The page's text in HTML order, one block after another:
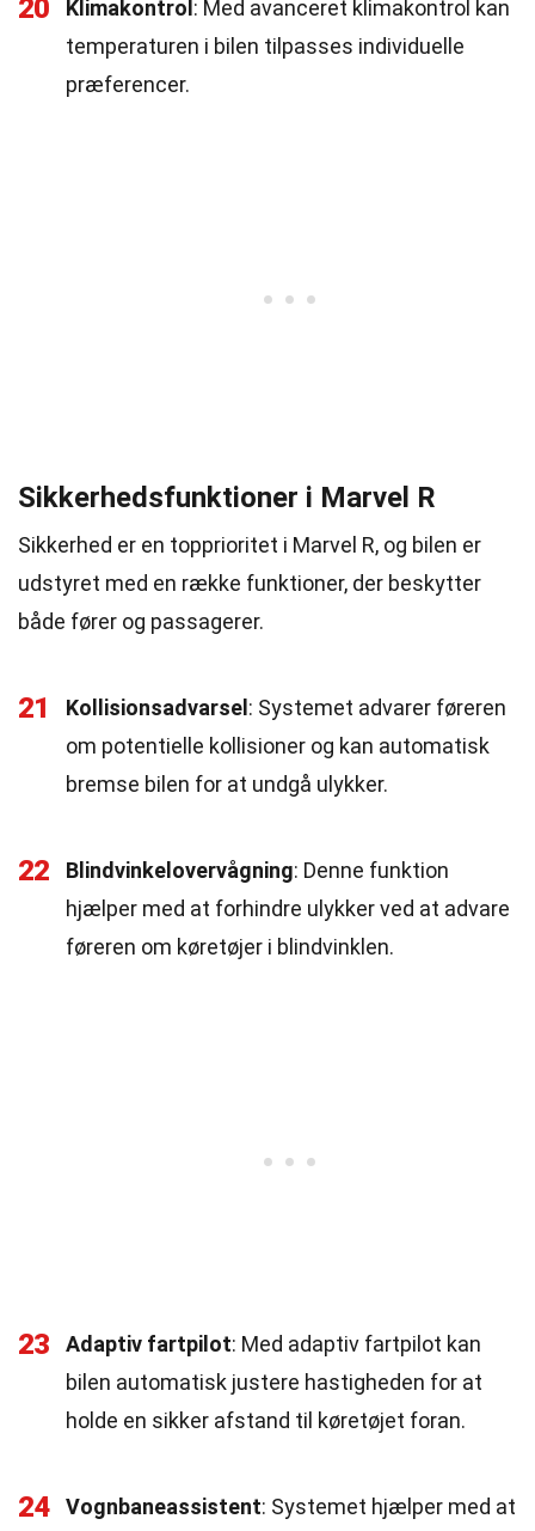
20 Klimakontrol : Med avanceret klimakontrol kan
temperaturen i bilen tilpasses individuelle
præferencer.
Sikkerhedsfunktioner i Marvel R
Sikkerhed er en topprioritet i Marvel R, og bilen er
udstyret med en række funktioner, der beskytter
både fører og passagerer.
21 Kollisionsadvarsel : Systemet advarer føreren
om potentielle kollisioner og kan automatisk
bremse bilen for at undgå ulykker.
22 Blindvinkelovervågning: Denne funktion
hjælper med at forhindre ulykker ved at advare
føreren om køretøjer i blindvinklen.
23 Adaptiv fartpilot: Med adaptiv fartpilot kan
bilen automatisk justere hastigheden for at
holde en sikker afstand til køretøjet foran.
24 Vognbaneassistent: Systemet hjælper med at